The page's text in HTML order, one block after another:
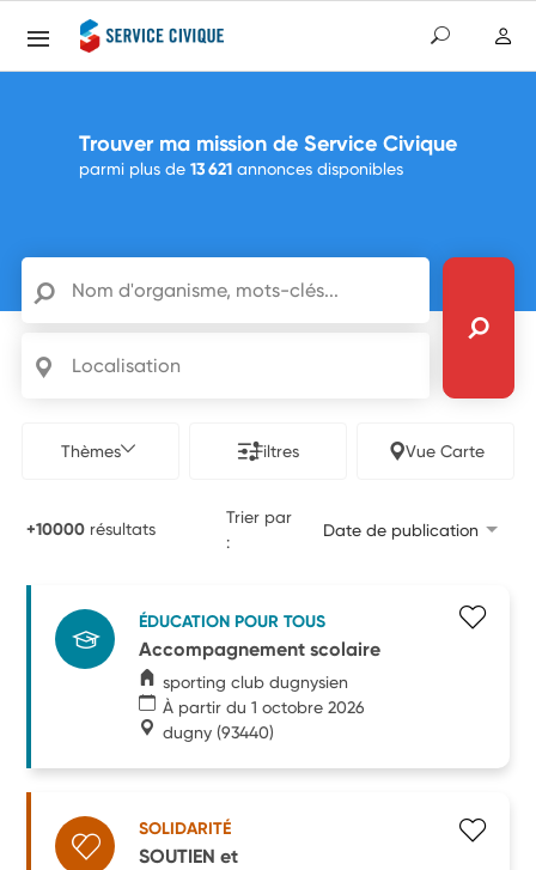
Trouver ma mission de Service Civique
parmi plus de 13 621 annonces disponibles
Nom d'organisme, mots-clés...
Thèmes Filtres Vue Carte
+10000 résultats
Trier par
:
Date de publication
ÉDUCATION POUR TOUS
Accompagnement scolaire
sporting club dugnysien
À partir du 1 octobre 2026
dugny (93440)
SOLIDARITÉ
SOUTIEN et